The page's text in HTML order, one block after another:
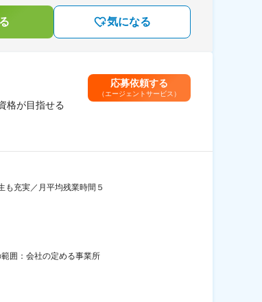
気になる
格が目指せる
応募依頼する
（エージェントサービス）
充実／月平均残業時間５
囲：会社の定める事業所